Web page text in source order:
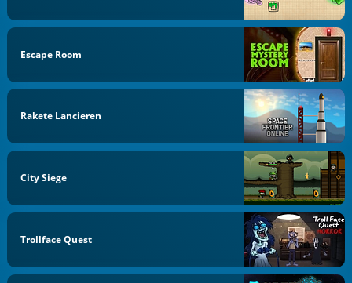
Escape Room
Rakete Lancieren
City Siege
Trollface Quest